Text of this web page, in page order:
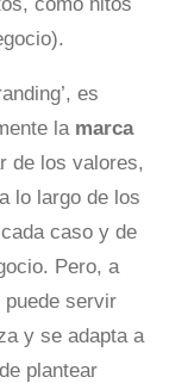
es
la marca
de los valores,
lo largo de los
caso y de
Pero, a
servir
y se adapta a
plantear